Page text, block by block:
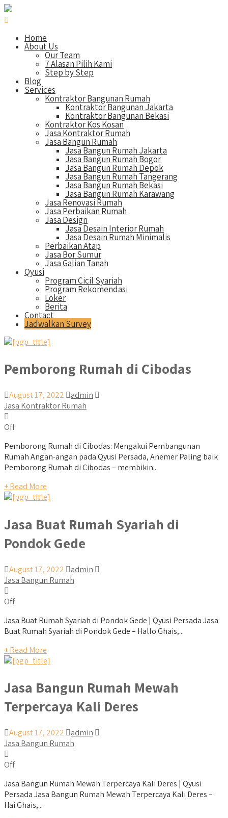
Home
About Us
Our Team
7 Alasan Pilih Kami
Step by Step
Blog
Services
Kontraktor Bangunan Rumah
Kontraktor Bangunan Jakarta
Kontraktor Bangunan Bekasi
Kontraktor Kos Kosan
Jasa Kontraktor Rumah
Jasa Bangun Rumah
Jasa Bangun Rumah Jakarta
Jasa Bangun Rumah Bogor
Jasa Bangun Rumah Depok
Jasa Bangun Rumah Tangerang
Jasa Bangun Rumah Bekasi
Jasa Bangun Rumah Karawang
Jasa Renovasi Rumah
Jasa Perbaikan Rumah
Jasa Design
Jasa Desain Interior Rumah
Jasa Desain Rumah Minimalis
Perbaikan Atap
Jasa Bor Sumur
Jasa Galian Tanah
Qyusi
Program Cicil Syariah
Program Rekomendasi
Loker
Berita
Contact
Jadwalkan Survey
Pemborong Rumah di Cibodas
August 17, 2022
admin
Jasa Kontraktor Rumah
Off
Pemborong Rumah di Cibodas: Mengakui Pembangunan
Rumah Angan-angan pada Qyusi Persada, Anemer Paling baik
Pemborong Rumah di Cibodas – membikin...
+ Read More
Jasa Buat Rumah Syariah di
Pondok Gede
August 17, 2022
admin
Jasa Bangun Rumah
Off
Jasa Buat Rumah Syariah di Pondok Gede | Qyusi Persada Jasa
Buat Rumah Syariah di Pondok Gede – Hallo Ghais,...
+ Read More
Jasa Bangun Rumah Mewah
Terpercaya Kali Deres
August 17, 2022
admin
Jasa Bangun Rumah
Off
Jasa Bangun Rumah Mewah Terpercaya Kali Deres | Qyusi
Persada Jasa Bangun Rumah Mewah Terpercaya Kali Deres –
Hai Ghais,...